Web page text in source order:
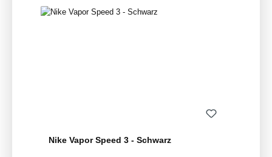
Nike Vapor Speed 3 - Schwarz